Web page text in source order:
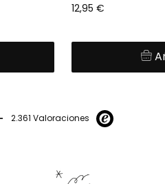
12,95 €
2.361 Valoraciones